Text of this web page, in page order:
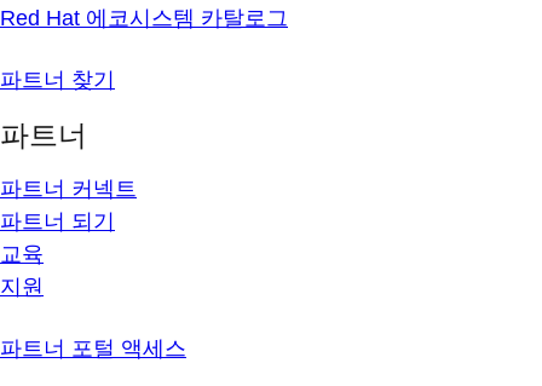
Red Hat 에코시스템 카탈로그
파트너 찾기
파트너
파트너 커넥트
파트너 되기
교육
지원
파트너 포털 액세스